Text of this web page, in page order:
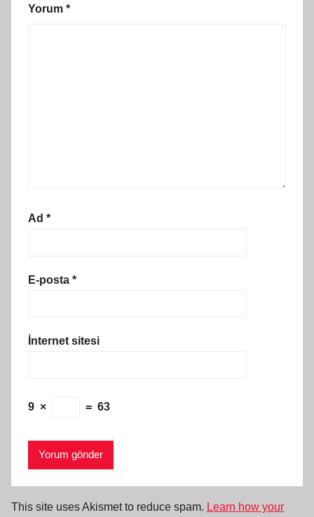
Yorum *
Ad *
E-posta *
İnternet sitesi
9 × = 63
This site uses Akismet to reduce spam. Learn how your